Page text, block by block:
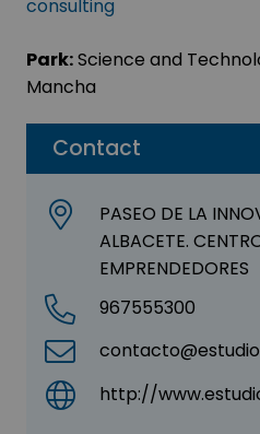
Contact
PASEO DE LA
ALBACETE.
EMPRENDEDORES
967555300
http://
consulting
Park:Science and
Mancha